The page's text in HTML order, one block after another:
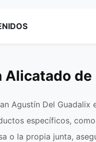
Alicatado
Agustín Del Guadalix
específicos,
o la propia junta,